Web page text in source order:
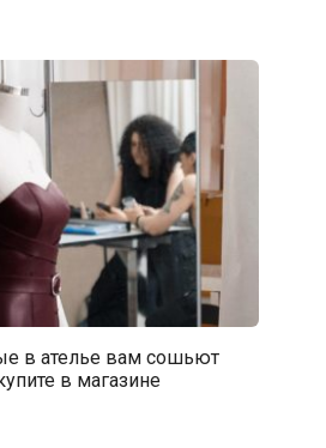
в ателье вам сошьют
в магазине